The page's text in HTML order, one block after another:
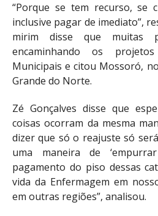
“Porque se tem recurso, se
inclusive pagar de imediato”,
mirim disse que muitas
encaminhando os
Municipais e citou Mossoró,
Grande do Norte.
Zé Gonçalves disse que
coisas ocorram da mesma
dizer que só o reajuste só
uma maneira de
pagamento do piso dessas
vida da Enfermagem em
em outras regiões”, analisou.